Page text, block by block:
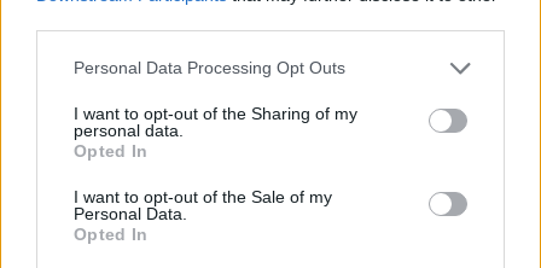
Personal Data Processing Opt Outs
I want to opt-out of the Sharing of my
personal data.
Opted In
I want to opt-out of the Sale of my
Personal Data.
Opted In